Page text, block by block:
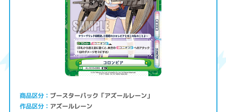
商品区分 ブースターパック「アズールレーン」
作品区分 アズールレーン